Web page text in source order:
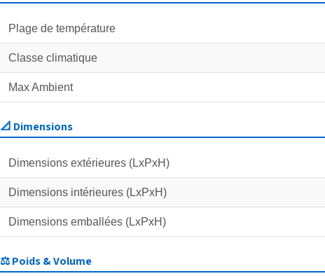
Plage de température
Classe climatique
Max Ambient
📐 Dimensions
Dimensions extérieures (LxPxH)
Dimensions intérieures (LxPxH)
Dimensions emballées (LxPxH)
⚖️ Poids & Volume